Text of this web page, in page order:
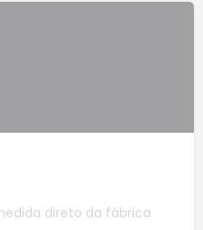
direto da fábrica